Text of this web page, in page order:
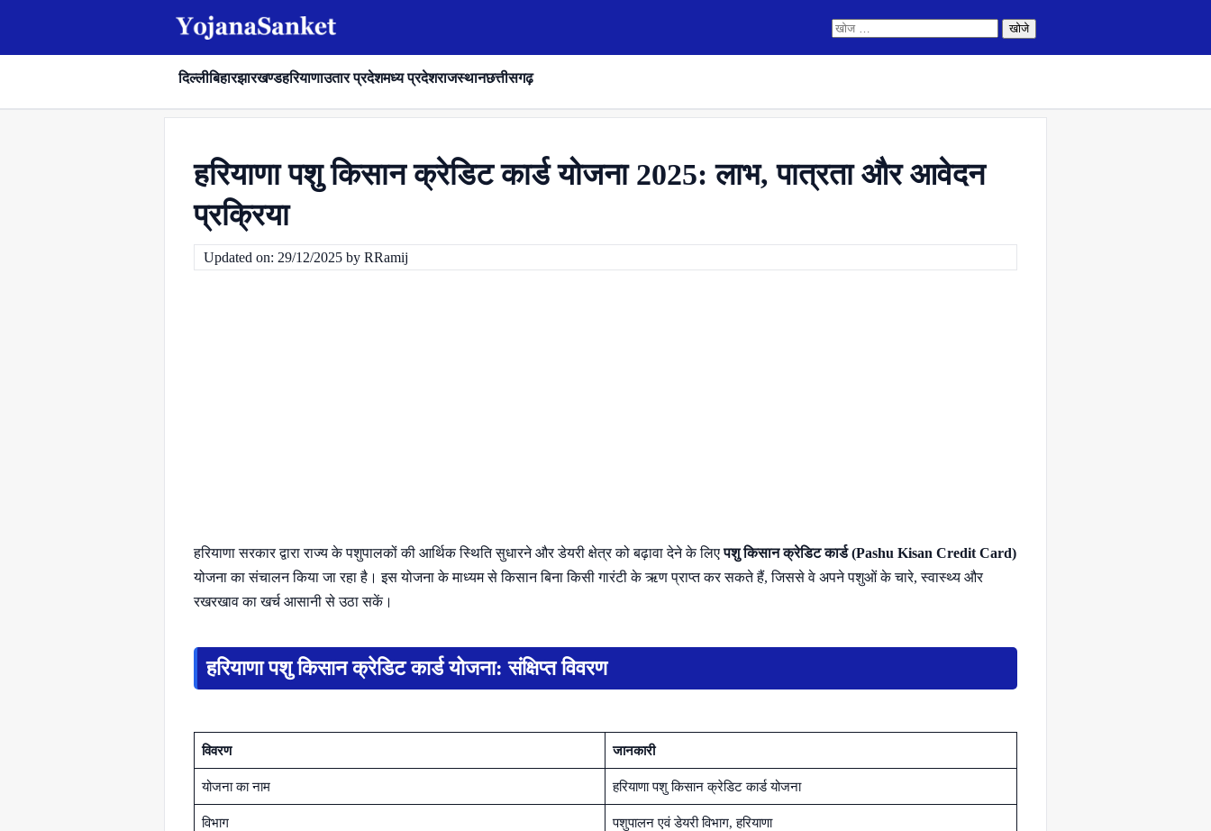
निम्न
दिल्लीबिहारझारखण्डहरियाणाउतार प्रदेशमध्य प्रदेशराजस्थानछत्तीसगढ़
हरियाणा पशु किसान क्रेडिट कार्ड योजना 2025: लाभ, पात्रता और आवेदन
प्रक्रिया
Updated on: 29/12/2025 by RRamij
हरियाणा सरकार द्वारा राज्य के पशुपालकों की आर्थिक स्थिति सुधारने और डेयरी क्षेत्र को बढ़ावा देने के लिएपशु किसान क्रेडिट कार्ड (Pashu Kisan Credit Card)
योजना का संचालन किया जा रहा है। इस योजना के माध्यम से किसान बिना किसी गारंटी के ऋण प्राप्त कर सकते हैं, जिससे वे अपने पशुओं के चारे, स्वास्थ्य और
रखरखाव का खर्च आसानी से उठा सकें।
हरियाणा पशु किसान क्रेडिट कार्ड योजना: संक्षिप्त विवरण
विवरण जानकारी
योजना का नाम हरियाणा पशु किसान क्रेडिट कार्ड योजना
विभाग पशुपालन एवं डेयरी विभाग, हरियाणा